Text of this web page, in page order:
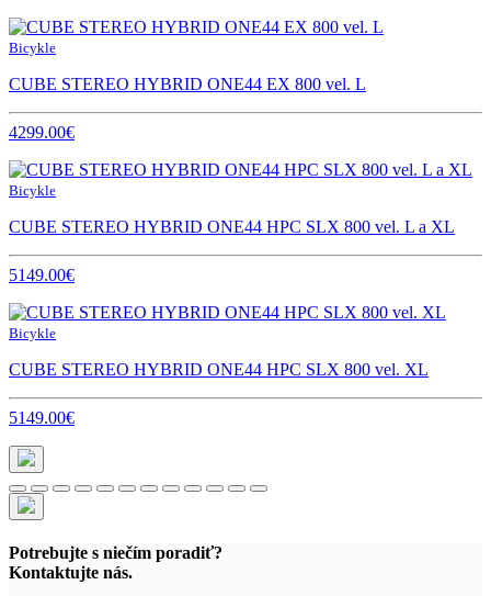
Bicykle
CUBE STEREO HYBRID ONE44 EX 800 vel. L
4299.00€
Bicykle
CUBE STEREO HYBRID ONE44 HPC SLX 800 vel. L a XL
5149.00€
Bicykle
CUBE STEREO HYBRID ONE44 HPC SLX 800 vel. XL
5149.00€
Potrebujte s niečím poradiť?
Kontaktujte nás.